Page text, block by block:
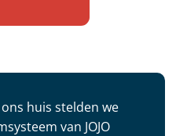
huis stelden we
van JOJO